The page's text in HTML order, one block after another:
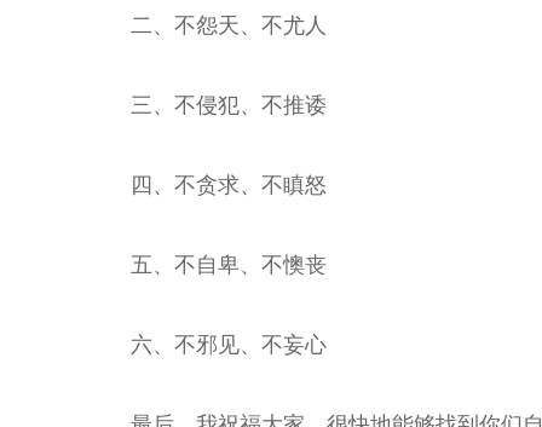
二、不怨天、不尤人
三、不侵犯、不推诿
四、不贪求、不瞋怒
五、不自卑、不懊丧
六、不邪见、不妄心